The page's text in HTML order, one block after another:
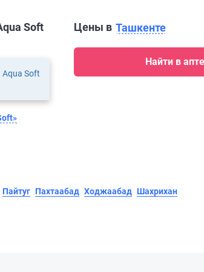
Цены в Ташкенте
Найти в
Soft
Aqua Soft
Пайтуг Пахтаабад Ходжаабад Шахрихан